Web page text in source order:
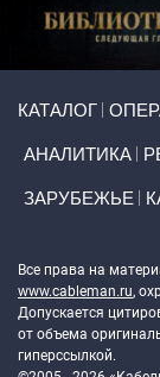
КАТАЛОГ
АНАЛИТИКА
ЗАРУБЕЖЬЕ
Все права на
www.cableman.ru,
Допускается
от объема
гиперссылкой.